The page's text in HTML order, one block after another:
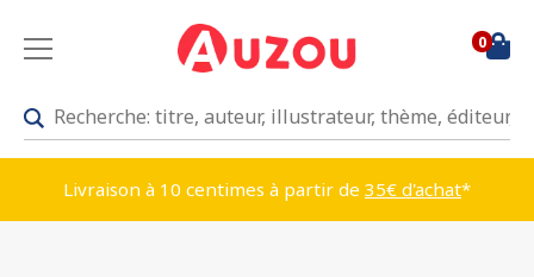
0
Livraison à 10 centimes à partir de 35€ d'achat*